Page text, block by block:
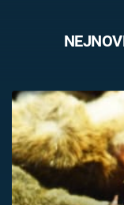
Témata
Pořady
TV Program